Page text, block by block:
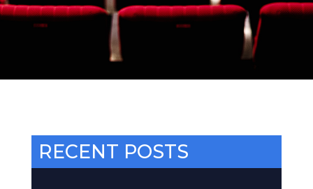
RECENT POSTS